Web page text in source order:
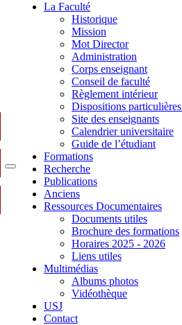
La Faculté
Historique
Mission
Mot Director
Administration
Corps enseignant
Conseil de faculté
Règlement intérieur
Dispositions
Site des enseignants
Calendrier universitaire
Guide de l’étudiant
Formations
Recherche
Publications
Anciens
Ressources Documentaires
Documents utiles
Brochure des formations
Horaires 2025 - 2026
Liens utiles
Multimédias
Albums photos
Vidéothèque
USJ
Contact